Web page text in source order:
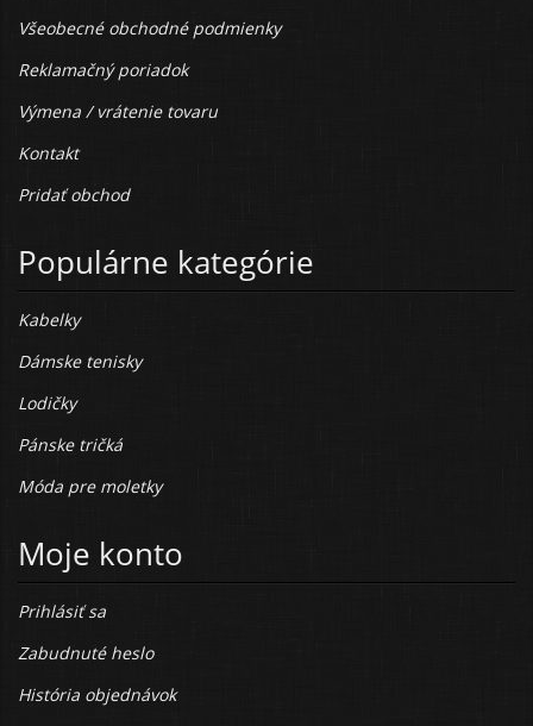
Všeobecné obchodné podmienky
Reklamačný poriadok
Výmena / vrátenie tovaru
Kontakt
Pridať obchod
Populárne kategórie
Kabelky
Dámske tenisky
Lodičky
Pánske tričká
Móda pre moletky
Moje konto
Prihlásiť sa
Zabudnuté heslo
História objednávok